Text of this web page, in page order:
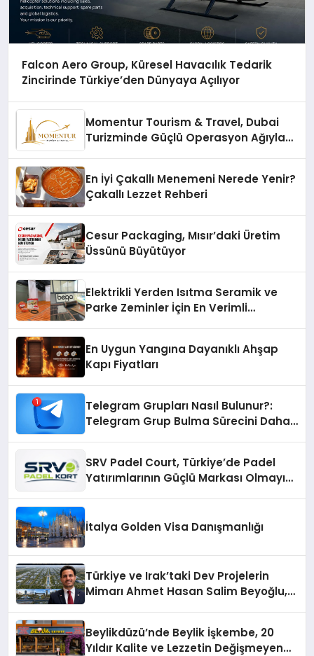
Falcon Aero Group, Küresel Havacılık Tedarik
Zincirinde Türkiye’den Dünyaya Açılıyor
Momentur Tourism & Travel, Dubai
Turizminde Güçlü Operasyon Ağıyla
En İyi Çakallı Menemeni Nerede Yenir?
Çakallı Lezzet Rehberi
Cesur Packaging, Mısır’daki Üretim
Üssünü Büyütüyor
Elektrikli Yerden Isıtma Seramik ve
Parke Zeminler İçin En Verimli
En Uygun Yangına Dayanıklı Ahşap
Kapı Fiyatları
Telegram Grupları Nasıl Bulunur?:
Telegram Grup Bulma Sürecini Daha
SRV Padel Court, Türkiye’de Padel
Yatırımlarının Güçlü Markası Olmayı
İtalya Golden Visa Danışmanlığı
Türkiye ve Irak’taki Dev Projelerin
Mimarı Ahmet Hasan Salim Beyoğlu,
Hayata Geçirecek
Beylikdüzü’nde Beylik İşkembe, 20
Yıldır Kalite ve Lezzetin Değişmeyen